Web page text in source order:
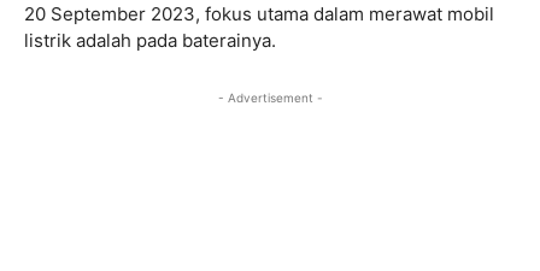
20 September 2023, fokus utama dalam merawat mobil
listrik adalah pada baterainya.
- Advertisement -